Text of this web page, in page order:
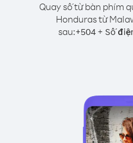
Quay số từ bàn phím
Honduras từ
sau:+504 + Số